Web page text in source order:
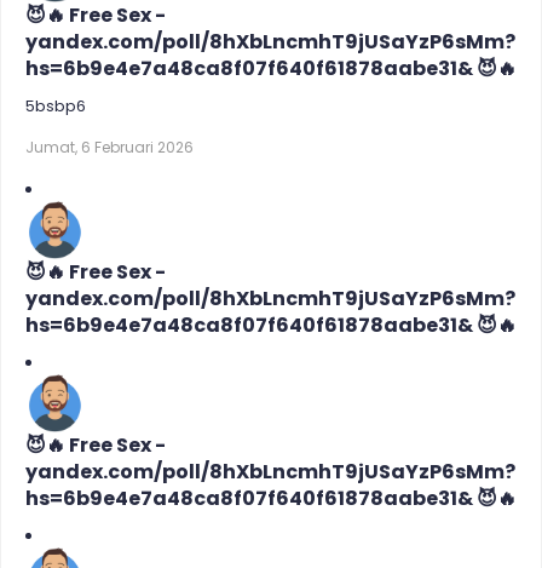
😈🔥 Free Sex -
yandex.com/poll/8hXbLncmhT9jUSaYzP6sMm?
hs=6b9e4e7a48ca8f07f640f61878aabe31& 😈🔥
5bsbp6
Jumat, 6 Februari 2026
😈🔥 Free Sex -
yandex.com/poll/8hXbLncmhT9jUSaYzP6sMm?
hs=6b9e4e7a48ca8f07f640f61878aabe31& 😈🔥
😈🔥 Free Sex -
yandex.com/poll/8hXbLncmhT9jUSaYzP6sMm?
hs=6b9e4e7a48ca8f07f640f61878aabe31& 😈🔥